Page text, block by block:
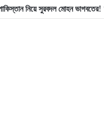
নিয়ে সুরবদল মোহন